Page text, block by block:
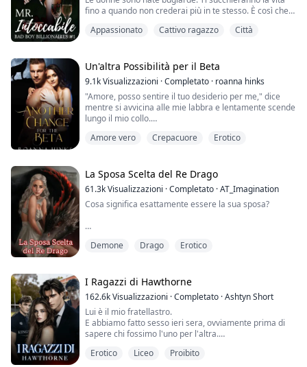
Voleva la mia...
fino a quando non crederai più in te stesso. È così che
notte. Niente nomi veri. Nessuna ripetizione. Ogni
aspettative... Fino a quando una bugiarda cambia tutto.
SCARLET
C'era una ...
Appassionato Cattivo ragazzo Città
Un'altra Possibilità per il Beta
9.1kVisualizzazioni ·Completato · roanna hinks
"Amore, posso sentire il tuo desiderio per me," dice
mentre si avvicina alle mie labbra e lentamente scende
lungo il mio collo.
"Theo, per favore..." dico, ma esce come un gemito.
mio collo.
"So che mi vuoi, Hayley," dice.
mi avvolge, facendomi tremare.
Sento i cerchi che sta facend...
Amore vero Crepacuore Erotico
La Sposa Scelta del Re Drago
61.3kVisualizzazioni ·Completato ·AT_Imagination
Cosa significa esattamente essere la sua sposa?
componevano il grande Regno di Ignas, si svolgeva un
la temuta Sposa del Re Drago.
Nessuno sapeva esattamente perché il rituale venisse
eseguito ogni anno o cosa accadesse alle spose che...
Demone Drago Erotico
I Ragazzi di Hawthorne
162.6kVisualizzazioni ·Completato ·Ashtyn Short
Lui è il mio fratellastro.
E abbiamo fatto sesso ieri sera, ovviamente prima di
sapere chi fossimo l'uno per l'altra.
successo tra noi, nascondendo i nostri sentimenti o...?
Erotico Liceo Proibito